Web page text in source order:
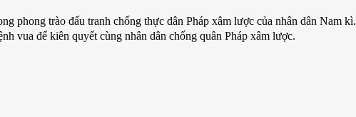
phong trào đấu tranh chống thực dân Pháp xâm lược của nhân dân Nam kì.
vua để kiên quyết cùng nhân dân chống quân Pháp xâm lược.